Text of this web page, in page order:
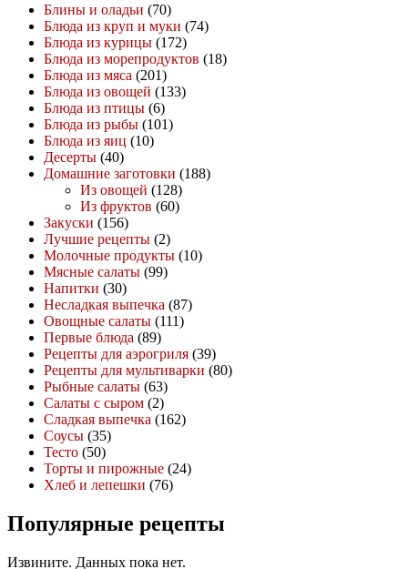
Блины и оладьи (70)
Блюда из круп и муки (74)
Блюда из курицы (172)
Блюда из морепродуктов (18)
Блюда из мяса (201)
Блюда из овощей (133)
Блюда из птицы (6)
Блюда из рыбы (101)
Блюда из яиц (10)
Десерты (40)
Домашние заготовки (188)
Из овощей (128)
Из фруктов (60)
Закуски (156)
Лучшие рецепты (2)
Молочные продукты (10)
Мясные салаты (99)
Напитки (30)
Несладкая выпечка (87)
Овощные салаты (111)
Первые блюда (89)
Рецепты для аэрогриля (39)
Рецепты для мультиварки (80)
Рыбные салаты (63)
Салаты с сыром (2)
Сладкая выпечка (162)
Соусы (35)
Тесто (50)
Торты и пирожные (24)
Хлеб и лепешки (76)
Популярные рецепты
Извините. Данных пока нет.